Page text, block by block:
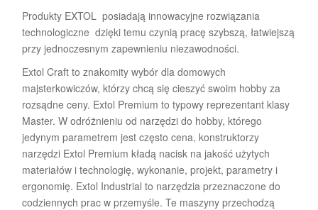
Produkty EXTOL posiadają innowacyjne rozwiązania
technologiczne dzięki temu czynią pracę szybszą, łatwiejszą
przy jednoczesnym zapewnieniu niezawodności.
Extol Craft to znakomity wybór dla domowych
majsterkowiczów, którzy chcą się cieszyć swoim hobby za
rozsądne ceny. Extol Premium to typowy reprezentant klasy
Master. W odróżnieniu od narzędzi do hobby, którego
jedynym parametrem jest często cena, konstruktorzy
narzędzi Extol Premium kładą nacisk na jakość użytych
materiałów i technologię, wykonanie, projekt, parametry i
ergonomię. Extol Industrial to narzędzia przeznaczone do
codziennych prac w przemyśle. Te maszyny przechodzą